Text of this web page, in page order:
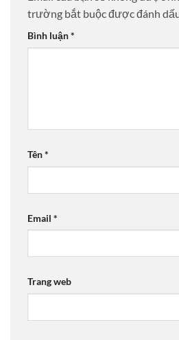
trường bắt buộc được đánh
Bình luận*
Tên*
Email *
Trang web